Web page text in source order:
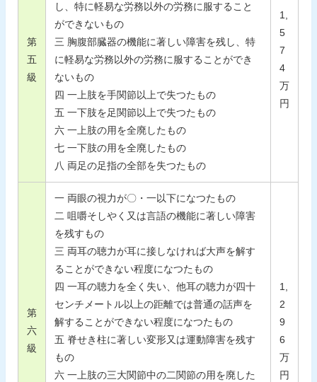
第
五
級
し、特に軽易な労務以外の労務に服すること
ができないもの
三 胸腹部臓器の機能に著しい障害を残し、特
に軽易な労務以外の労務に服することができ
ないもの
四 一上肢を手関節以上で失つたもの
五 一下肢を足関節以上で失つたもの
六 一上肢の用を全廃したもの
七 一下肢の用を全廃したもの
八 両足の足指の全部を失つたもの
1,
5
7
4
万
円
第
六
級
一 両眼の視力が〇・一以下になつたもの
二 咀嚼そしやく又は言語の機能に著しい障害
を残すもの
三 両耳の聴力が耳に接しなければ大声を解す
ることができない程度になつたもの
四 一耳の聴力を全く失い、他耳の聴力が四十
センチメートル以上の距離では普通の話声を
解することができない程度になつたもの
五 脊せき柱に著しい変形又は運動障害を残す
もの
六 一上肢の三大関節中の二関節の用を廃した
1,
2
9
6
万
円